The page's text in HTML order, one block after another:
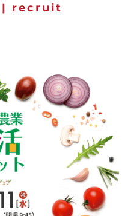
| recruit